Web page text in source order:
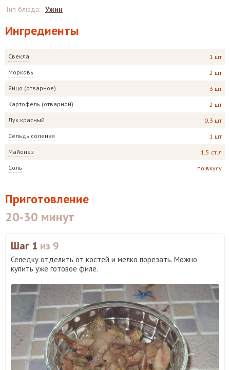
Ингредиенты
Свекла 1 шт
Морковь 2 шт
Яйцо (отварное) 3 шт
Картофель (отварной) 2 шт
Лук красный 0,3 шт
Сельдь соленая 1 шт
Майонез 1,5 ст.л
Соль по вкусу
Тип блюда: Ужин
Приготовление
20-30 минут
Шаг 1 из 9
Селедку отделить от костей и мелко порезать. Можно
купить уже готовое филе.